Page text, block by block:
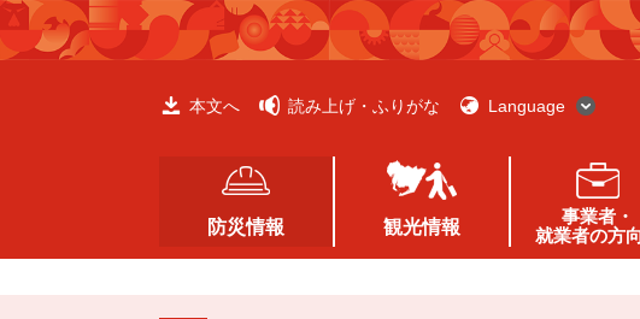
ペ
ー
メ
ニ
本文へ 読み上げ・ふりがな Language
防災情報 観光情報
事業者・
就業者の方